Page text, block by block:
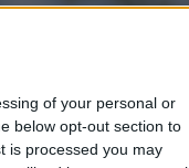
of your personal or
below opt-out section to
is processed you may